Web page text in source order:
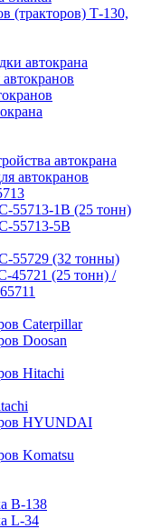
(тракторов) Т-130,
автокрана
автокрана
автокранов
55713-1В (25 тонн)
55713-5В
55729 (32 тонны)
45721 (25 тонн) /
Caterpillar
Doosan
Hitachi
HYUNDAI
Komatsu
B-138
L-34